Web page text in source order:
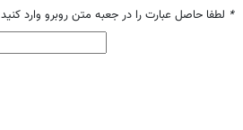
* لطفا حاصل عبارت را در جعبه متن روبرو وارد کنید